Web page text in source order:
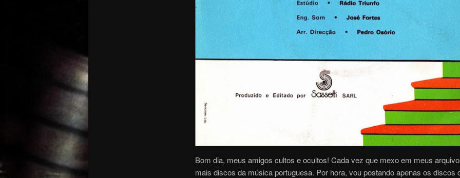
Bom dia, meus amigos cultos e ocultos! Cada vez que mexo em meus
mais discos da música portuguesa. Por hora, vou postando apenas os discos